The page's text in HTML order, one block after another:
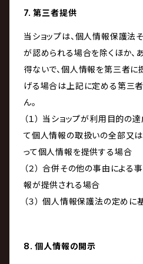
7. 第三者提供
当ショップは、個人情報保護法
が認められる場合を除くほか、
得ないで、個人情報を第三者に
げる場合は上記に定める第三
ん。
（１） 当ショップが利用目的の
て個人情報の取扱いの全部又
って個人情報を提供する場合
（２） 合併その他の事由による
報が提供される場合
（３） 個人情報保護法の定め
8. 個人情報の開示